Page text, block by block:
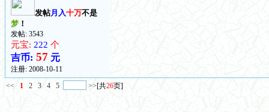
发帖月入十万不是
梦！
发帖: 3543
元宝: 222 个
吉币: 57 元
注册: 2008-10-11
<< 1 2 3 4 5 >>[共26页]